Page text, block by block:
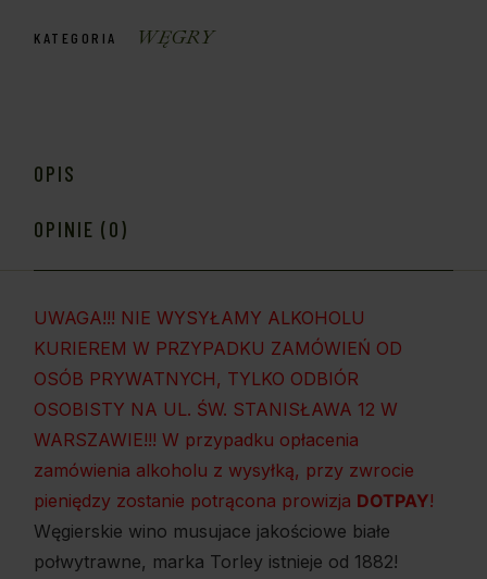
KATEGORIA WĘGRY
OPIS
OPINIE (0)
UWAGA!!! NIE WYSYŁAMY ALKOHOLU
KURIEREM W PRZYPADKU ZAMÓWIEŃ OD
OSÓB PRYWATNYCH, TYLKO ODBIÓR
OSOBISTY NA UL. ŚW. STANISŁAWA 12 W
WARSZAWIE!!! W przypadku opłacenia
zamówienia alkoholu z wysyłką, przy zwrocie
pieniędzy zostanie potrącona prowizja DOTPAY!
Węgierskie wino musujace jakościowe białe
połwytrawne, marka Torley istnieje od 1882!